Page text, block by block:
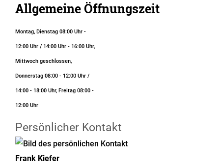
Allgemeine Öffnungszeit
Montag, Dienstag 08:00 Uhr -
12:00 Uhr / 14:00 Uhr - 16:00 Uhr,
Mittwoch geschlossen,
Donnerstag 08:00 - 12:00 Uhr /
14:00 - 18:00 Uhr, Freitag 08:00 -
12:00 Uhr
Persönlicher Kontakt
Frank Kiefer